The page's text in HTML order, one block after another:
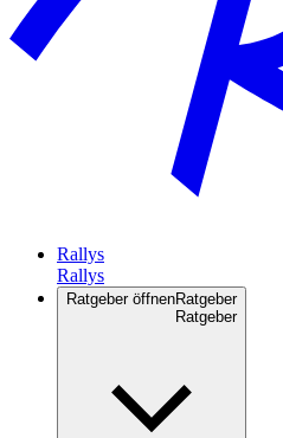
Rallys
Ratgeber öffnenRatgeber